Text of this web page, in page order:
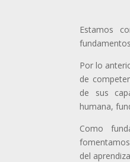
Estamos
Por lo
de
de sus
humana,
Como
del